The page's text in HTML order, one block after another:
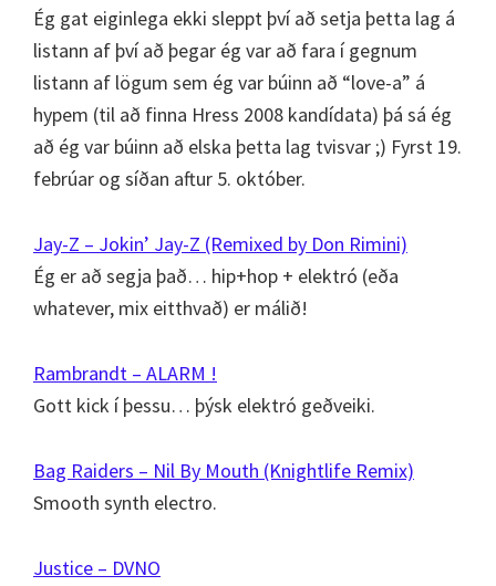
Ég gat eiginlega ekki sleppt því að setja þetta lag á
listann af því að þegar ég var að fara í gegnum
listann af lögum sem ég var búinn að “love-a” á
hypem (til að finna Hress 2008 kandídata) þá sá ég
að ég var búinn að elska þetta lag tvisvar ;) Fyrst 19.
febrúar og síðan aftur 5. október.
Jay-Z – Jokin’ Jay-Z (Remixed by Don Rimini)
Ég er að segja það… hip+hop + elektró (eða
whatever, mix eitthvað) er málið!
Rambrandt – ALARM !
Gott kick í þessu… þýsk elektró geðveiki.
Bag Raiders – Nil By Mouth (Knightlife Remix)
Smooth synth electro.
Justice – DVNO